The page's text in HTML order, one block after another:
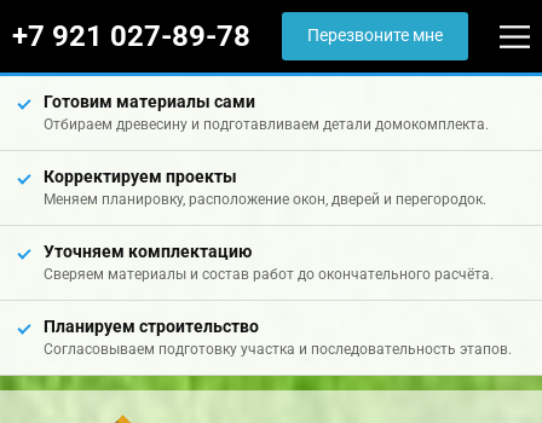
+7 921 027-89-78 Перезвоните мне
Готовим материалы сами
Отбираем древесину и подготавливаем детали домокомплекта.
Корректируем проекты
Меняем планировку, расположение окон, дверей и перегородок.
Уточняем комплектацию
Сверяем материалы и состав работ до окончательного расчёта.
Планируем строительство
Согласовываем подготовку участка и последовательность этапов.